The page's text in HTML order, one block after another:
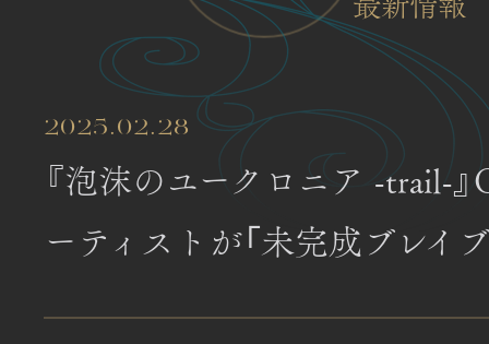
2025.02.28
『泡沫のユークロニア -trail-
ーティストが「未完成ブレイ